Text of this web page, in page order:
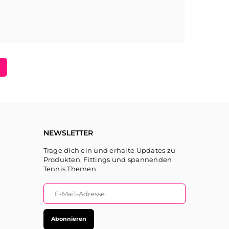
NEWSLETTER
Trage dich ein und erhalte Updates zu
Produkten, Fittings und spannenden
Tennis Themen.
Abonnieren